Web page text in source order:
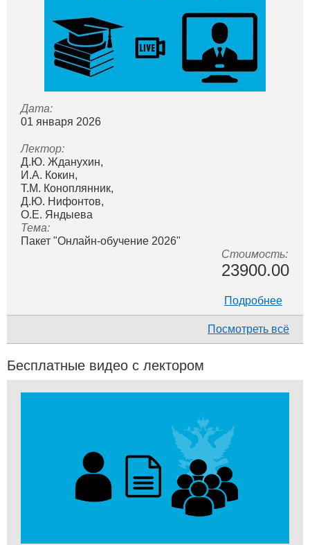
Дата:
01 января 2026
Лектор:
Д.Ю. Жданухин,
И.А. Кокин,
Т.М. Коноплянник,
Д.Ю. Нифонтов,
О.Е. Яндыева
Тема:
Пакет "Онлайн-обучение 2026"
Стоимость:
23900.00
Подробнее
Посмотреть всё
Бесплатные видео с лектором